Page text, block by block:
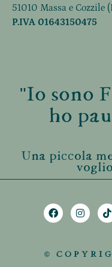
51010 Massa e Cozzile
P.IVA 01643150475
"Io sono
ho
Una piccola
©